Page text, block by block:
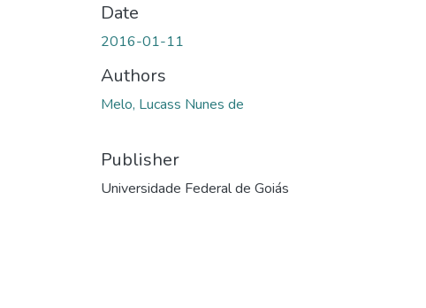
Date
2016-01-11
Authors
Melo, Lucass Nunes de
Publisher
Universidade Federal de Goiás